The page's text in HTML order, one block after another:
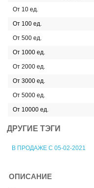
От 10 ед.
От 100 ед.
От 500 ед.
От 1000 ед.
От 2000 ед.
От 3000 ед.
От 5000 ед.
От 10000 ед.
ДРУГИЕ ТЭГИ
В ПРОДАЖЕ С 05-02-2021
ОПИСАНИЕ